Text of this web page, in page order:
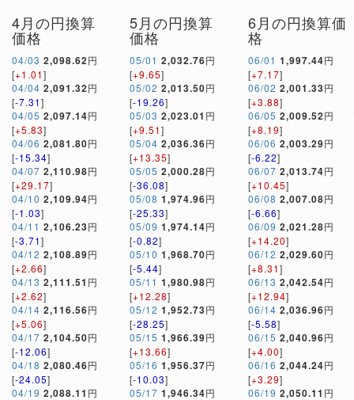
4月の円換算
価格
04/03 2,098.62円
[+1.01]
04/04 2,091.32円
[-7.31]
04/05 2,097.14円
[+5.83]
04/06 2,081.80円
[-15.34]
04/07 2,110.98円
[+29.17]
04/10 2,109.94円
[-1.03]
04/11 2,106.23円
[-3.71]
04/12 2,108.89円
[+2.66]
04/13 2,111.51 円
[+2.62]
04/14 2,116.56円
[+5.06]
04/17 2,104.50円
[-12.06]
04/18 2,080.46円
[-24.05]
04/19 2,088.11 円
5月の円換算
価格
05/01 2,032.76円
[+9.65]
05/02 2,013.50円
[-19.26]
05/03 2,023.01 円
[+9.51]
05/04 2,036.36円
[+13.35]
05/05 2,000.28円
[-36.08]
05/08 1,974.96円
[-25.33]
05/09 1,974.14円
[-0.82]
05/10 1,968.70円
[-5.44]
05/11 1,980.98円
[+12.28]
05/12 1,952.73円
[-28.25]
05/15 1,966.39円
[+13.66]
05/16 1,956.37円
[-10.03]
05/17 1,946.34円
6月の円換算価
格
06/01 1,997.44円
[+7.17]
06/02 2,001.33円
[+3.88]
06/05 2,009.52円
[+8.19]
06/06 2,003.29円
[-6.22]
06/07 2,013.74円
[+10.45]
06/08 2,007.08円
[-6.66]
06/09 2,021.28円
[+14.20]
06/12 2,029.60円
[+8.31]
06/13 2,042.54円
[+12.94]
06/14 2,036.96円
[-5.58]
06/15 2,040.96円
[+4.00]
06/16 2,044.24円
[+3.29]
06/19 2,050.11 円